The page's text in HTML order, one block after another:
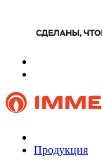
Продукция